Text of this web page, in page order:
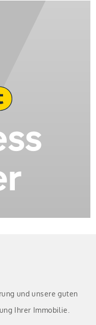
und unsere guten
Ihrer Immobilie.